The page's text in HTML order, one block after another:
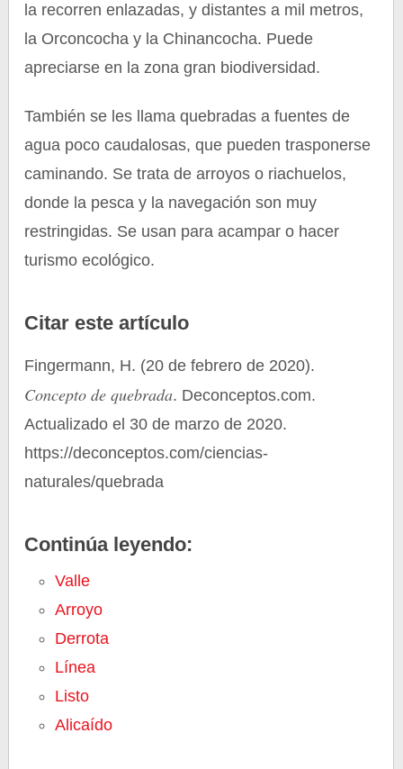
la recorren enlazadas, y distantes a mil metros,
la Orconcocha y la Chinancocha. Puede
apreciarse en la zona gran biodiversidad.
También se les llama quebradas a fuentes de
agua poco caudalosas, que pueden trasponerse
caminando. Se trata de arroyos o riachuelos,
donde la pesca y la navegación son muy
restringidas. Se usan para acampar o hacer
turismo ecológico.
Citar este artículo
Fingermann, H. (20 de febrero de 2020).
Concepto de quebrada. Deconceptos.com.
Actualizado el 30 de marzo de 2020.
https://deconceptos.com/ciencias-
naturales/quebrada
Continúa leyendo:
Valle
Arroyo
Derrota
Línea
Listo
Alicaído